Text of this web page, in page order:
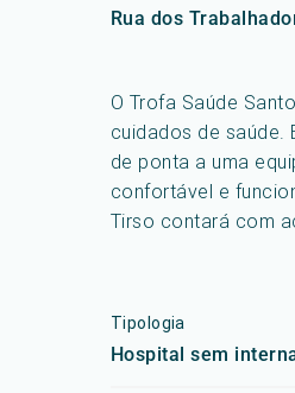
Rua dos
O Trofa Saúde
cuidados de saúde.
de ponta a uma
confortável e
Tirso contará com
Tipologia
Hospital sem